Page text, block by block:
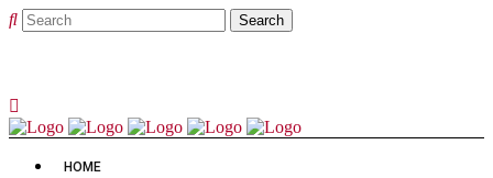
HOME